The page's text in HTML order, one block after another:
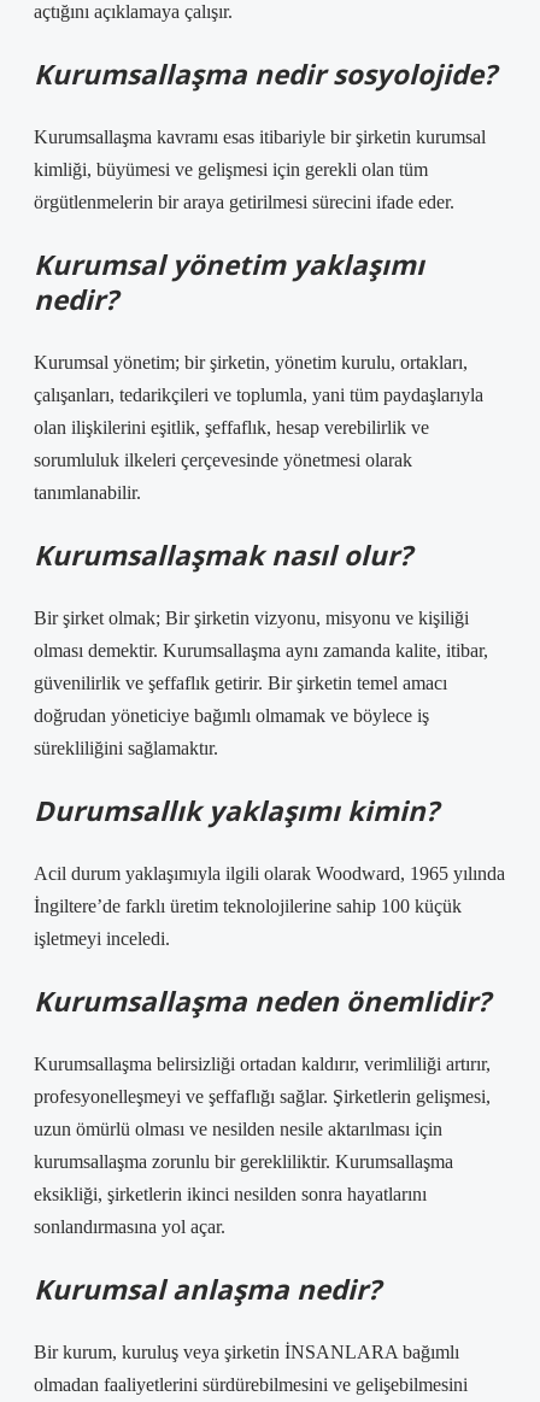
açtığını açıklamaya çalışır.
Kurumsallaşma nedir sosyolojide?
Kurumsallaşma kavramı esas itibariyle bir şirketin kurumsal
kimliği, büyümesi ve gelişmesi için gerekli olan tüm
örgütlenmelerin bir araya getirilmesi sürecini ifade eder.
Kurumsal yönetim yaklaşımı
nedir?
Kurumsal yönetim; bir şirketin, yönetim kurulu, ortakları,
çalışanları, tedarikçileri ve toplumla, yani tüm paydaşlarıyla
olan ilişkilerini eşitlik, şeffaflık, hesap verebilirlik ve
sorumluluk ilkeleri çerçevesinde yönetmesi olarak
tanımlanabilir.
Kurumsallaşmak nasıl olur?
Bir şirket olmak; Bir şirketin vizyonu, misyonu ve kişiliği
olması demektir. Kurumsallaşma aynı zamanda kalite, itibar,
güvenilirlik ve şeffaflık getirir. Bir şirketin temel amacı
doğrudan yöneticiye bağımlı olmamak ve böylece iş
sürekliliğini sağlamaktır.
Durumsallık yaklaşımı kimin?
Acil durum yaklaşımıyla ilgili olarak Woodward, 1965 yılında
İngiltere’de farklı üretim teknolojilerine sahip 100 küçük
işletmeyi inceledi.
Kurumsallaşma neden önemlidir?
Kurumsallaşma belirsizliği ortadan kaldırır, verimliliği artırır,
profesyonelleşmeyi ve şeffaflığı sağlar. Şirketlerin gelişmesi,
uzun ömürlü olması ve nesilden nesile aktarılması için
kurumsallaşma zorunlu bir gerekliliktir. Kurumsallaşma
eksikliği, şirketlerin ikinci nesilden sonra hayatlarını
sonlandırmasına yol açar.
Kurumsal anlaşma nedir?
Bir kurum, kuruluş veya şirketin İNSANLARA bağımlı
olmadan faaliyetlerini sürdürebilmesini ve gelişebilmesini